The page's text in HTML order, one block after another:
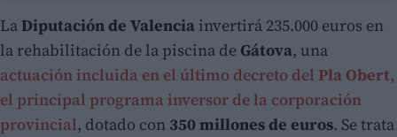
LaDiputación de Valencia invertirá 235.000 euros en
la rehabilitación de la piscina de Gátova, una
actuación incluida en el último decreto del Pla Obert,
el principal programa inversor de la corporación
provincial, dotado con 350 millones de euros. Se trata